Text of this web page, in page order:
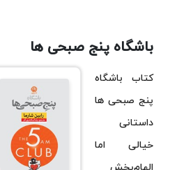
باشگاه پنج صبحی ها
کتاب باشگاه
پنج صبحی‌ ها
داستانی
خیالی اما